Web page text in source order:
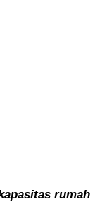
rumah